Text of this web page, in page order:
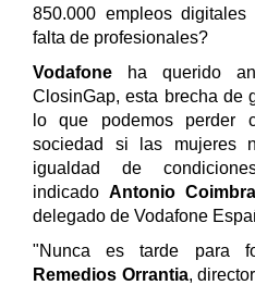
850.000 empleos
falta de profesionales?
Vodafone ha querido
ClosinGap, esta brecha de
lo que podemos perder
sociedad si las mujeres
igualdad de
indicado Antonio Coimbra
delegado de Vodafone
"Nunca es tarde para
Remedios Orrantia,